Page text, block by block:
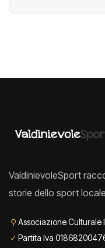
ValdinievoleSport
storie dello sport
⚲ Associazione Culturale
✓ Partita Iva